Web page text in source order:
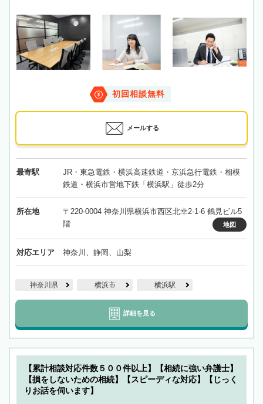
初回相談無料
メールする
最寄駅
JR・東急電鉄・横浜高速鉄道・京浜急行電鉄・相模
鉄道・横浜市営地下鉄「横浜駅」徒歩2分
所在地
〒220-0004 神奈川県横浜市西区北幸2-1-6 鶴見ビル5
階
地図
対応エリア 神奈川、静岡、山梨
神奈川県 横浜市 横浜駅
詳細を見る
【累計相談対応件数５００件以上】【相続に強い弁護士】
【損をしないための相続】【スピーディな対応】【じっく
りお話を伺います】